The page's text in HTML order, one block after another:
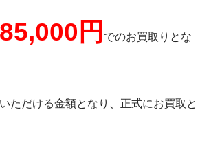
85,000円 でのお買取りとな
ただける金額となり、正式にお買取と